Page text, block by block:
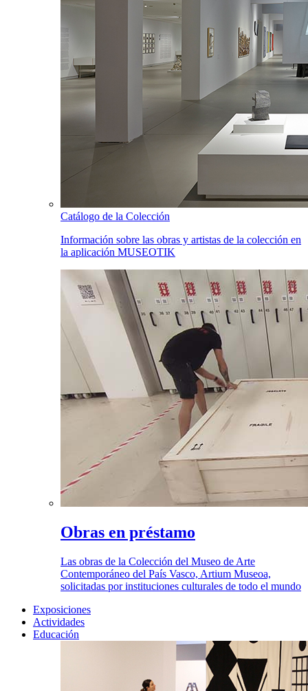
Catálogo de la Colección
Información sobre las obras y artistas de la colección en
la aplicación MUSEOTIK
Obras en préstamo
Las obras de la Colección del Museo de Arte
Contemporáneo del País Vasco, Artium Museoa,
solicitadas por instituciones culturales de todo el mundo
Exposiciones
Actividades
Educación